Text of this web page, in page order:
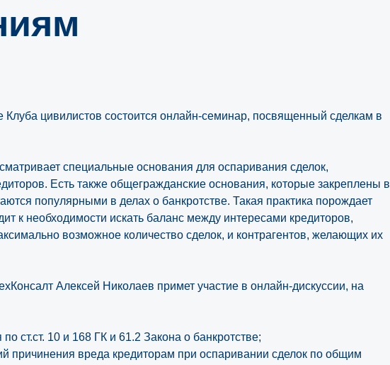
цивилистов состоится онлайн-семинар, посвященный сделкам в
специальные основания для оспаривания сделок,
Есть также общегражданские основания, которые закреплены в
популярными в делах о банкротстве. Такая практика порождает
к необходимости искать баланс между интересами кредиторов,
возможное количество сделок, и контрагентов, желающих их
Алексей Николаев примет участие в онлайн-дискуссии, на
ст.ст. 10 и 168 ГК и 61.2 Закона о банкротстве;
причинения вреда кредиторам при оспаривании сделок по общим